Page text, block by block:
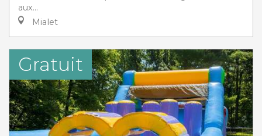
aux...
Mialet
Gratuit